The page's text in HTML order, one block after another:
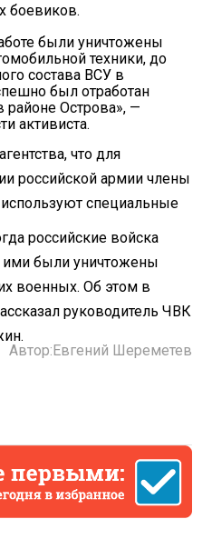
боевиков.
были уничтожены
техники, до
состава ВСУ в
был отработан
районе Острова», —
активиста.
что для
российской армии члены
специальные
российские войска
ими были уничтожены
военных. Об этом в
руководитель ЧВК
Автор: Евгений Шереметев